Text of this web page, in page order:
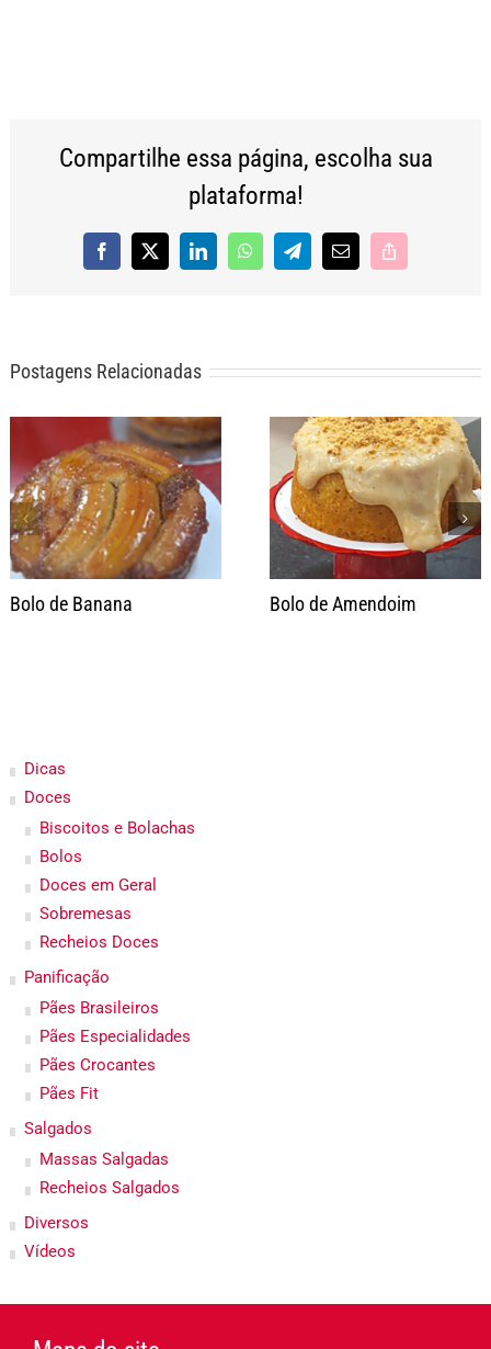
Compartilhe essa página, escolha sua
plataforma!
Facebook
X LinkedInWhatsAppTelegram
E-
Copy
Postagens Relacionadas
Bolo de Banana Bolo de Amendoim
Dicas
Doces
Biscoitos e Bolachas
Bolos
Doces em Geral
Sobremesas
Recheios Doces
Panificação
Pães Brasileiros
Pães Especialidades
Pães Crocantes
Pães Fit
Salgados
Massas Salgadas
Recheios Salgados
Diversos
Vídeos